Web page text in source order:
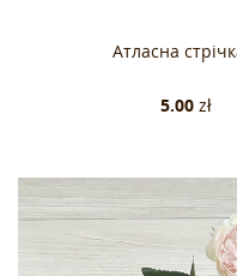
Атласна
5.00zł